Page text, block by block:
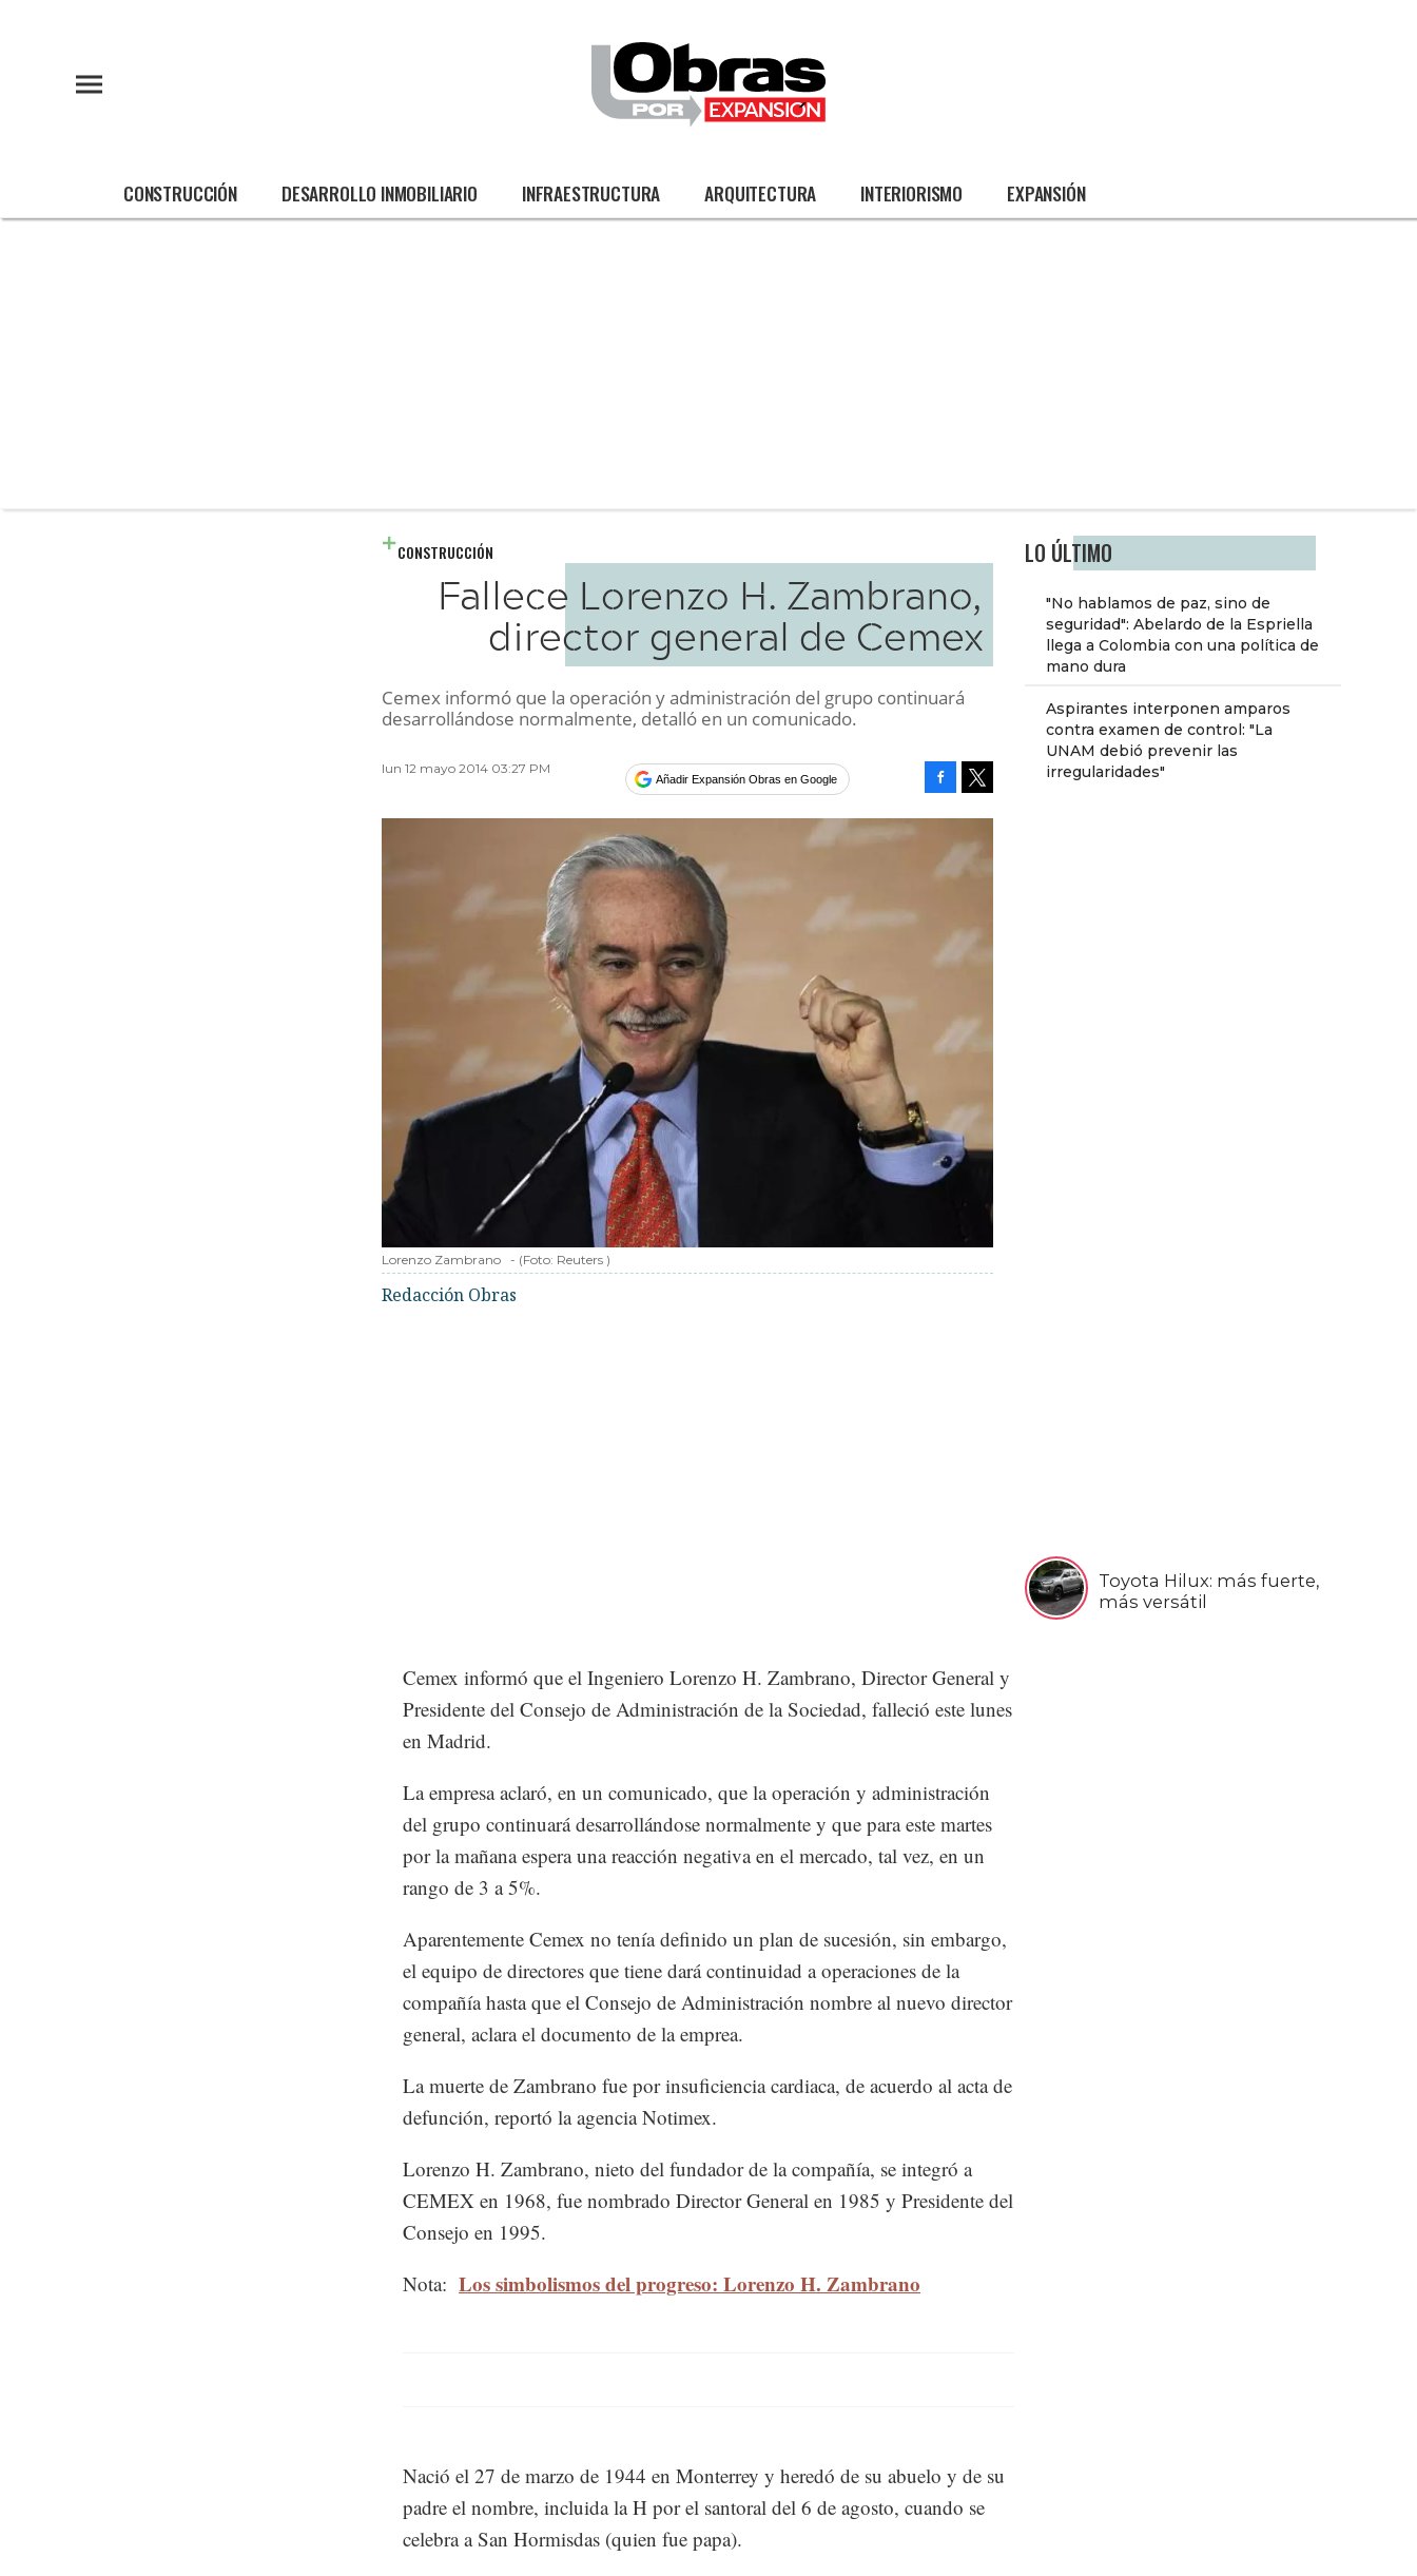
CONSTRUCCIÓN DESARROLLO INMOBILIARIO INFRAESTRUCTURA ARQUITECTURA INTERIORISMO EXPANSIÓN
LO ÚLTIMO
"No hablamos de paz, sino de
seguridad": Abelardo de la Espriella
llega a Colombia con una política de
mano dura
Aspirantes interponen amparos
contra examen de control: "La
UNAM debió prevenir las
irregularidades"
Toyota Hilux: más fuerte,
más versátil
CONSTRUCCIÓN
Fallece Lorenzo H. Zambrano,
director general de Cemex
Cemex informó que la operación y administración del grupo continuará
desarrollándose normalmente, detalló en un comunicado.
lun 12 mayo 2014 03:27 PM
Añadir Expansión Obras en Google
Lorenzo Zambrano - (Foto: Reuters )
Redacción Obras
Cemex informó que el Ingeniero Lorenzo H. Zambrano, Director General y
Presidente del Consejo de Administración de la Sociedad, falleció este lunes
en Madrid.
La empresa aclaró, en un comunicado, que la operación y administración
del grupo continuará desarrollándose normalmente y que para este martes
por la mañana espera una reacción negativa en el mercado, tal vez, en un
rango de 3 a 5%.
Aparentemente Cemex no tenía definido un plan de sucesión, sin embargo,
el equipo de directores que tiene dará continuidad a operaciones de la
compañía hasta que el Consejo de Administración nombre al nuevo director
general, aclara el documento de la emprea.
La muerte de Zambrano fue por insuficiencia cardiaca, de acuerdo al acta de
defunción, reportó la agencia Notimex.
Lorenzo H. Zambrano, nieto del fundador de la compañía, se integró a
CEMEX en 1968, fue nombrado Director General en 1985 y Presidente del
Consejo en 1995.
Nota: Los simbolismos del progreso: Lorenzo H. Zambrano
Nació el 27 de marzo de 1944 en Monterrey y heredó de su abuelo y de su
padre el nombre, incluida la H por el santoral del 6 de agosto, cuando se
celebra a San Hormisdas (quien fue papa).